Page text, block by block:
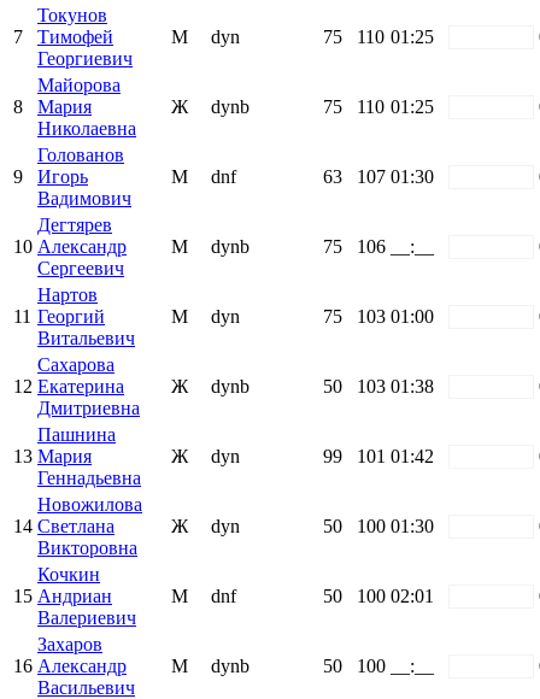
7
Токунов
Тимофей
Георгиевич
М dyn 75 110 01:25
8
Майорова
Мария
Николаевна
Ж dynb 75 110 01:25
9
Голованов
Игорь
Вадимович
М dnf 63 107 01:30
10
Дегтярев
Александр
Сергеевич
М dynb 75 106 __:__
11
Нартов
Георгий
Витальевич
М dyn 75 103 01:00
12
Сахарова
Екатерина
Дмитриевна
Ж dynb 50 103 01:38
13
Пашнина
Мария
Геннадьевна
Ж dyn 99 101 01:42
14
Новожилова
Светлана
Викторовна
Ж dyn 50 100 01:30
15
Кочкин
Андриан
Валериевич
М dnf 50 100 02:01
16
Захаров
Александр
Васильевич
М dynb 50 100 __:__